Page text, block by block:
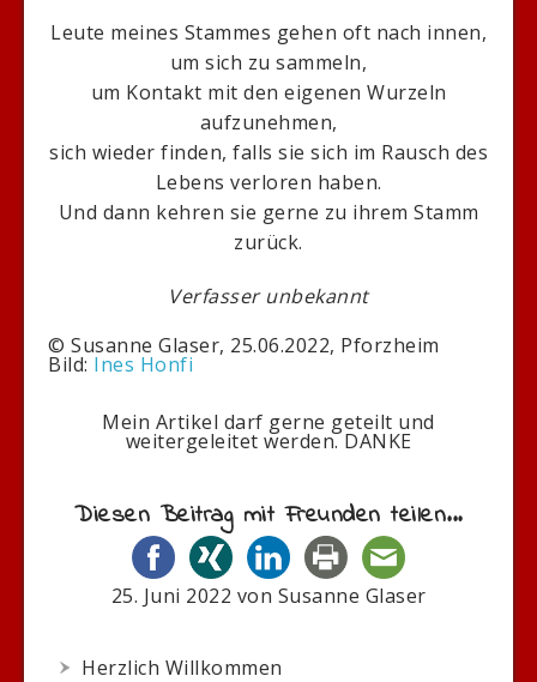
Leute meines Stammes gehen oft nach innen,
um sich zu sammeln,
um Kontakt mit den eigenen Wurzeln
aufzunehmen,
sich wieder finden, falls sie sich im Rausch des
Lebens verloren haben.
Und dann kehren sie gerne zu ihrem Stamm
zurück.
Verfasser unbekannt
© Susanne Glaser, 25.06.2022, Pforzheim
Bild: Ines Honfi
Mein Artikel darf gerne geteilt und
weitergeleitet werden. DANKE
Diesen Beitrag mit Freunden teilen...
25. Juni 2022 von Susanne Glaser
Herzlich Willkommen